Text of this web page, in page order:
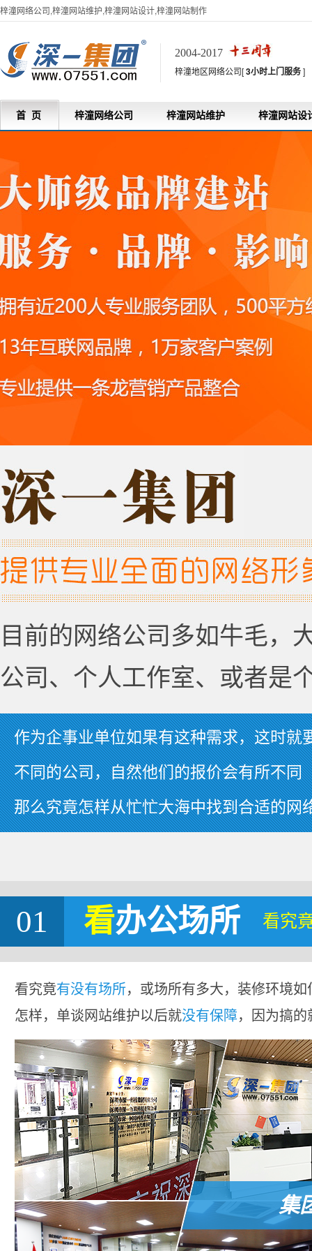
梓潼网络公司,梓潼网站维护,梓潼网站设计,梓潼网站制作
2004-2017
梓潼地区网络公司[3小时上门服务]
首 页 梓潼网络公司 梓潼网站维护 梓潼网站设
目前的网络公司多如牛毛，
公司、个人工作室、或者是
作为企事业单位如果有这种需求，这时就
不同的公司，自然他们的报价会有所不同
那么究竟怎样从忙忙大海中找到合适的网
01 看办公场所 看究
看究竟有没有场所，或场所有多大，装修环境
怎样，单谈网站维护以后就没有保障，因为搞
集